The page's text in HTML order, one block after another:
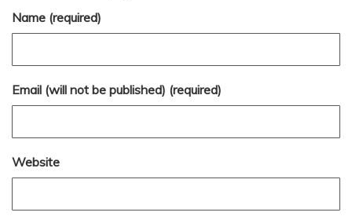
Name (required)
Email (will not be published) (required)
Website